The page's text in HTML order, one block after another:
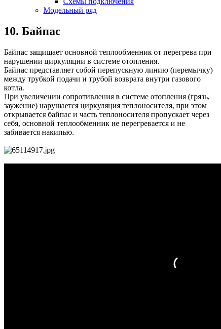
Модельный ряд
10. Байпас
Байпас защищает основной теплообменник от перегрева при
нарушении циркуляции в системе отопления.
Байпас представляет собой перепускную линию (перемычку)
между трубкой подачи и трубой возврата внутри газового
котла.
При увеличении сопротивления в системе отопления (грязь,
заужение) нарушается циркуляция теплоносителя, при этом
открывается байпас и часть теплоносителя пропускает через
себя, основной теплообменник не перегревается и не
забивается накипью.